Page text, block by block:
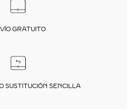
GRATUITO
SUSTITUCIÓN SENCILLA